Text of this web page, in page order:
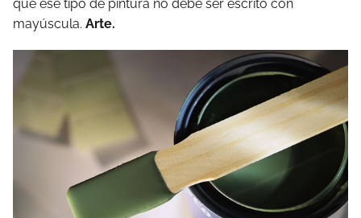
que ese tipo de pintura no debe ser escrito con
mayúscula. Arte.